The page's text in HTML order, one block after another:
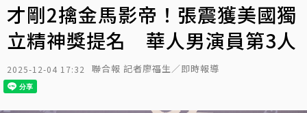
才剛2擒金馬影帝！張震獲美國獨
立精神獎提名 華人男演員第3人
2025-12-04 17:32 聯合報 記者廖福生／即時報導